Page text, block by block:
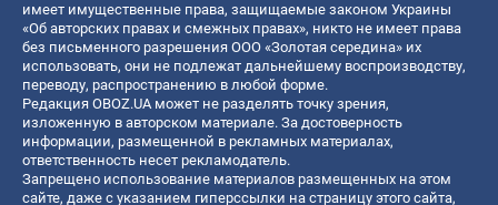
имеет имущественные права, защищаемые законом Украины
«Об авторских правах и смежных правах», никто не имеет права
без письменного разрешения ООО «Золотая середина» их
использовать, они не подлежат дальнейшему воспроизводству,
переводу, распространению в любой форме.
Редакция OBOZ.UA может не разделять точку зрения,
изложенную в авторском материале. За достоверность
информации, размещенной в рекламных материалах,
ответственность несет рекламодатель.
Запрещено использование материалов размещенных на этом
сайте, даже с указанием гиперссылки на страницу этого сайта,